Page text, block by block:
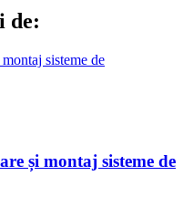
de:
și montaj sisteme de